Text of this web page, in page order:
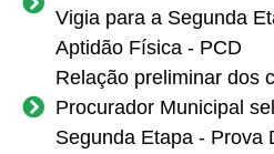
Vigia para a Segunda
Aptidão Física - PCD
Relação preliminar dos
Procurador Municipal
Segunda Etapa - Prova